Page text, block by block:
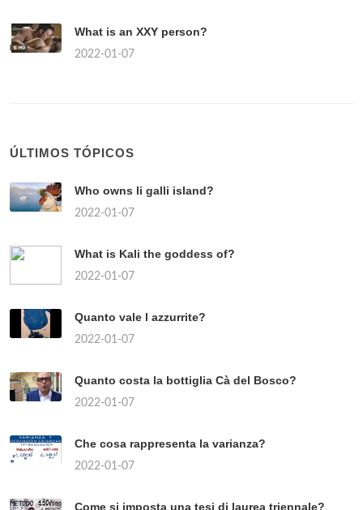
What is an XXY person?
2022-01-07
ÚLTIMOS TÓPICOS
Who owns li galli island?
2022-01-07
What is Kali the goddess of?
2022-01-07
Quanto vale l azzurrite?
2022-01-07
Quanto costa la bottiglia Cà del Bosco?
2022-01-07
Che cosa rappresenta la varianza?
2022-01-07
Come si imposta una tesi di laurea triennale?